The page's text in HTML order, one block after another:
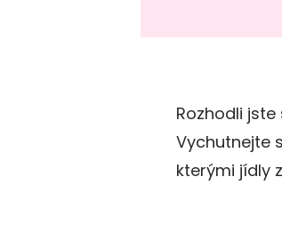
Rozhodli
Vychutnejte
kterými jídly